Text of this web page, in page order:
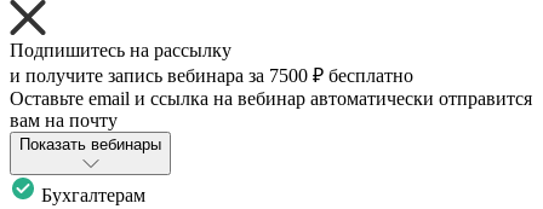
Подпишитесь на рассылку
и получите запись вебинара за 7500 ₽ бесплатно
Оставьте email и ссылка на вебинар автоматически отправится
вам на почту
Показать вебинары
Бухгалтерам